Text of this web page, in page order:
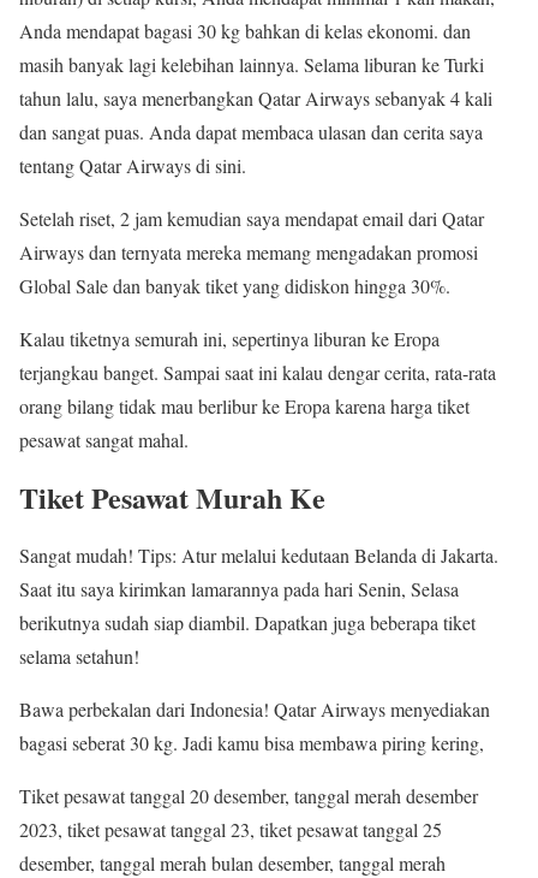
Anda mendapat bagasi 30 kg bahkan di kelas ekonomi. dan
masih banyak lagi kelebihan lainnya. Selama liburan ke Turki
tahun lalu, saya menerbangkan Qatar Airways sebanyak 4 kali
dan sangat puas. Anda dapat membaca ulasan dan cerita saya
tentang Qatar Airways di sini.
Setelah riset, 2 jam kemudian saya mendapat email dari Qatar
Airways dan ternyata mereka memang mengadakan promosi
Global Sale dan banyak tiket yang didiskon hingga 30%.
Kalau tiketnya semurah ini, sepertinya liburan ke Eropa
terjangkau banget. Sampai saat ini kalau dengar cerita, rata-rata
orang bilang tidak mau berlibur ke Eropa karena harga tiket
pesawat sangat mahal.
Tiket Pesawat Murah Ke
Sangat mudah! Tips: Atur melalui kedutaan Belanda di Jakarta.
Saat itu saya kirimkan lamarannya pada hari Senin, Selasa
berikutnya sudah siap diambil. Dapatkan juga beberapa tiket
selama setahun!
Bawa perbekalan dari Indonesia! Qatar Airways menyediakan
bagasi seberat 30 kg. Jadi kamu bisa membawa piring kering,
Tiket pesawat tanggal 20 desember, tanggal merah desember
2023, tiket pesawat tanggal 23, tiket pesawat tanggal 25
desember, tanggal merah bulan desember, tanggal merah